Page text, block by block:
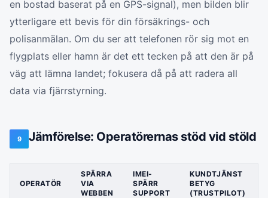
en bostad baserat på en GPS-signal), men bilden blir
ytterligare ett bevis för din försäkrings- och
polisanmälan. Om du ser att telefonen rör sig mot en
flygplats eller hamn är det ett tecken på att den är på
väg att lämna landet; fokusera då på att radera all
data via fjärrstyrning.
9 Jämförelse: Operatörernas stöd vid stöld
OPERATÖR
SPÄRRA
VIA
WEBBEN
IMEI-
SPÄRR
SUPPORT
KUNDTJÄNST
BETYG
(TRUSTPILOT)